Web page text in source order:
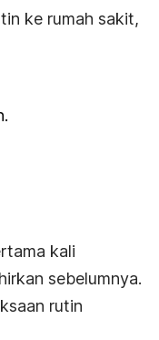
ke rumah sakit,
kali
sebelumnya.
rutin